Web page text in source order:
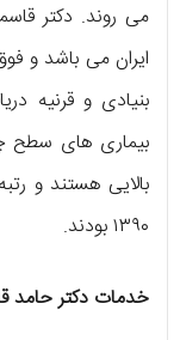
می‌ روند. دکتر
ایران می‌ باشد و
بنیادی و قرنیه
بیماری‌ های سطح
بالایی هستند و
۱۳۹۰ بودند.
خدمات دکتر حامد